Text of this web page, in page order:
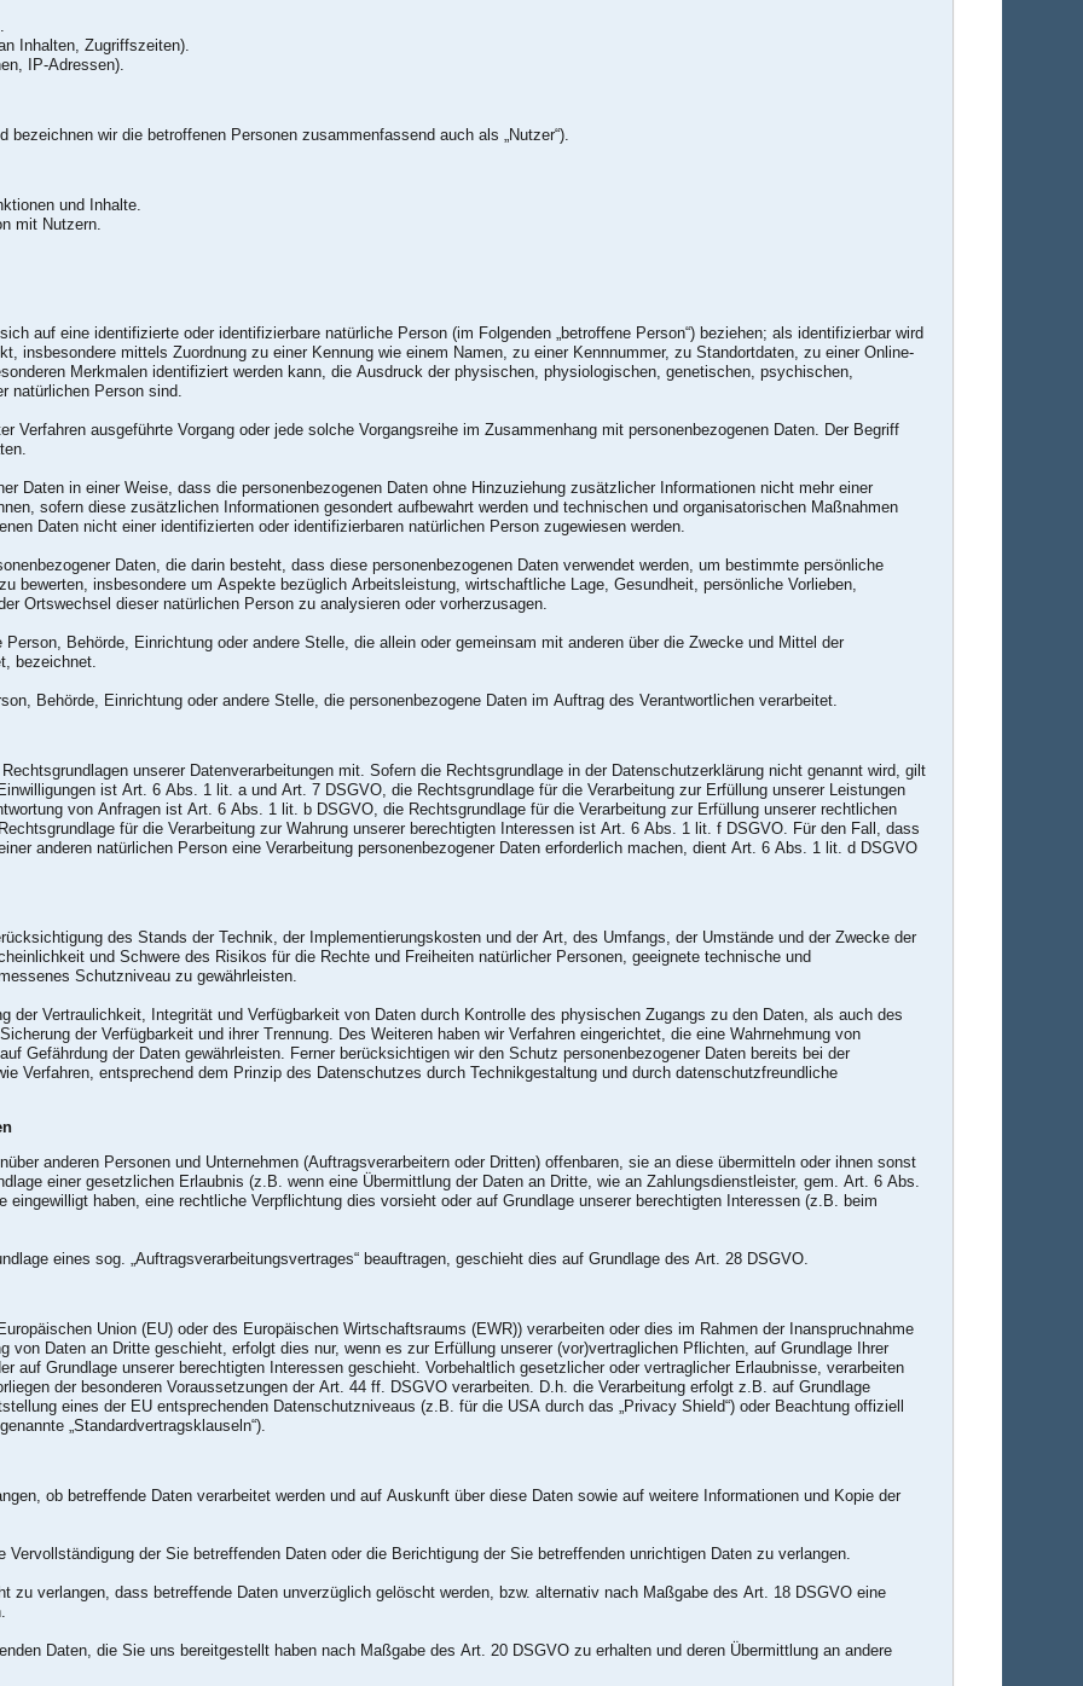
Inhalten, Zugriffszeiten).
IP-Adressen).
wir die betroffenen Personen zusammenfassend auch als „Nutzer“).
- Zurverfügungstellung des Onlineangebotes, seiner Funktionen und Inhalte.
mit Nutzern.
auf eine identifizierte oder identifizierbare natürliche Person (im Folgenden „betroffene Person“) beziehen; als identifizierbar wird
insbesondere mittels Zuordnung zu einer Kennung wie einem Namen, zu einer Kennnummer, zu Standortdaten, zu einer Online-
Merkmalen identifiziert werden kann, die Ausdruck der physischen, physiologischen, genetischen, psychischen,
natürlichen Person sind.
Verfahren ausgeführte Vorgang oder jede solche Vorgangsreihe im Zusammenhang mit personenbezogenen Daten. Der Begriff
Daten in einer Weise, dass die personenbezogenen Daten ohne Hinzuziehung zusätzlicher Informationen nicht mehr einer
sofern diese zusätzlichen Informationen gesondert aufbewahrt werden und technischen und organisatorischen Maßnahmen
Daten nicht einer identifizierten oder identifizierbaren natürlichen Person zugewiesen werden.
Daten, die darin besteht, dass diese personenbezogenen Daten verwendet werden, um bestimmte persönliche
bewerten, insbesondere um Aspekte bezüglich Arbeitsleistung, wirtschaftliche Lage, Gesundheit, persönliche Vorlieben,
Ortswechsel dieser natürlichen Person zu analysieren oder vorherzusagen.
Behörde, Einrichtung oder andere Stelle, die allein oder gemeinsam mit anderen über die Zwecke und Mittel der
bezeichnet.
Behörde, Einrichtung oder andere Stelle, die personenbezogene Daten im Auftrag des Verantwortlichen verarbeitet.
unserer Datenverarbeitungen mit. Sofern die Rechtsgrundlage in der Datenschutzerklärung nicht genannt wird, gilt
ist Art. 6 Abs. 1 lit. a und Art. 7 DSGVO, die Rechtsgrundlage für die Verarbeitung zur Erfüllung unserer Leistungen
von Anfragen ist Art. 6 Abs. 1 lit. b DSGVO, die Rechtsgrundlage für die Verarbeitung zur Erfüllung unserer rechtlichen
für die Verarbeitung zur Wahrung unserer berechtigten Interessen ist Art. 6 Abs. 1 lit. f DSGVO. Für den Fall, dass
anderen natürlichen Person eine Verarbeitung personenbezogener Daten erforderlich machen, dient Art. 6 Abs. 1 lit. d DSGVO
des Stands der Technik, der Implementierungskosten und der Art, des Umfangs, der Umstände und der Zwecke der
und Schwere des Risikos für die Rechte und Freiheiten natürlicher Personen, geeignete technische und
Schutzniveau zu gewährleisten.
der Vertraulichkeit, Integrität und Verfügbarkeit von Daten durch Kontrolle des physischen Zugangs zu den Daten, als auch des
der Verfügbarkeit und ihrer Trennung. Des Weiteren haben wir Verfahren eingerichtet, die eine Wahrnehmung von
Gefährdung der Daten gewährleisten. Ferner berücksichtigen wir den Schutz personenbezogener Daten bereits bei der
Verfahren, entsprechend dem Prinzip des Datenschutzes durch Technikgestaltung und durch datenschutzfreundliche
anderen Personen und Unternehmen (Auftragsverarbeitern oder Dritten) offenbaren, sie an diese übermitteln oder ihnen sonst
einer gesetzlichen Erlaubnis (z.B. wenn eine Übermittlung der Daten an Dritte, wie an Zahlungsdienstleister, gem. Art. 6 Abs.
haben, eine rechtliche Verpflichtung dies vorsieht oder auf Grundlage unserer berechtigten Interessen (z.B. beim
eines sog. „Auftragsverarbeitungsvertrages“ beauftragen, geschieht dies auf Grundlage des Art. 28 DSGVO.
Union (EU) oder des Europäischen Wirtschaftsraums (EWR)) verarbeiten oder dies im Rahmen der Inanspruchnahme
von Daten an Dritte geschieht, erfolgt dies nur, wenn es zur Erfüllung unserer (vor)vertraglichen Pflichten, auf Grundlage Ihrer
auf Grundlage unserer berechtigten Interessen geschieht. Vorbehaltlich gesetzlicher oder vertraglicher Erlaubnisse, verarbeiten
der besonderen Voraussetzungen der Art. 44 ff. DSGVO verarbeiten. D.h. die Verarbeitung erfolgt z.B. auf Grundlage
eines der EU entsprechenden Datenschutzniveaus (z.B. für die USA durch das „Privacy Shield“) oder Beachtung offiziell
„Standardvertragsklauseln“).
ob betreffende Daten verarbeitet werden und auf Auskunft über diese Daten sowie auf weitere Informationen und Kopie der
der Sie betreffenden Daten oder die Berichtigung der Sie betreffenden unrichtigen Daten zu verlangen.
zu verlangen, dass betreffende Daten unverzüglich gelöscht werden, bzw. alternativ nach Maßgabe des Art. 18 DSGVO eine
Daten, die Sie uns bereitgestellt haben nach Maßgabe des Art. 20 DSGVO zu erhalten und deren Übermittlung an andere